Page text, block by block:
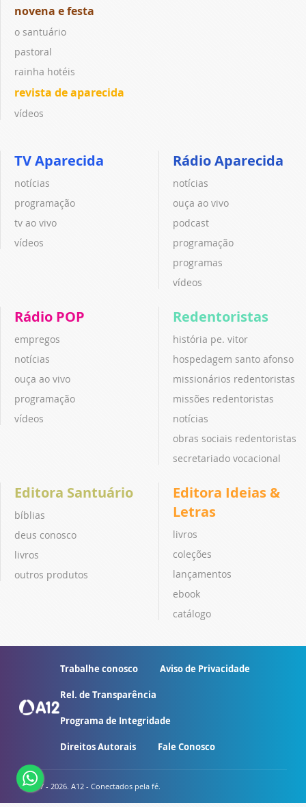
novena e festa
o santuário
pastoral
rainha hotéis
revista de aparecida
vídeos
TV Aparecida
notícias
programação
tv ao vivo
vídeos
Rádio Aparecida
notícias
ouça ao vivo
podcast
programação
programas
vídeos
Rádio POP
empregos
notícias
ouça ao vivo
programação
vídeos
Redentoristas
história pe. vitor
hospedagem santo afonso
missionários redentoristas
missões redentoristas
notícias
obras sociais redentoristas
secretariado vocacional
Editora Santuário
bíblias
deus conosco
livros
outros produtos
Editora Ideias &
Letras
livros
coleções
lançamentos
ebook
catálogo
Trabalhe conosco Aviso de Privacidade
Rel. de Transparência
Programa de Integridade
Direitos Autorais Fale Conosco
© 2007 - 2026. A12 - Conectados pela fé.